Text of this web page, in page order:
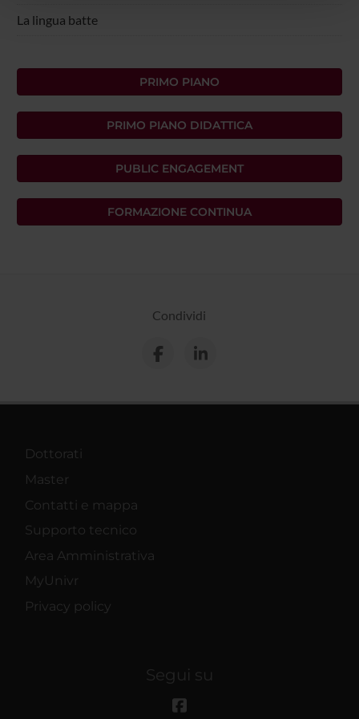
con altre informazioni che hai fornito loro o che hanno
La lingua batte
PRIMO PIANO
PRIMO PIANO DIDATTICA
PUBLIC ENGAGEMENT
FORMAZIONE CONTINUA
Condividi
Dottorati
Master
Contatti e mappa
Supporto tecnico
Area Amministrativa
MyUnivr
Privacy policy
Segui su